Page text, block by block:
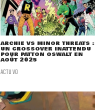
ARCHIE VS MINOR THREATS :
UN CROSSOVER INATTENDU
POUR PATTON OSWALT EN
AOÛT 2025
ACTU VO